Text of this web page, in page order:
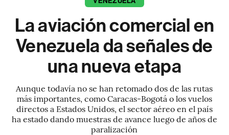
La aviación comercial en
Venezuela da señales de
una nueva etapa
Aunque todavía no se han retomado dos de las rutas
más importantes, como Caracas-Bogotá o los vuelos
directos a Estados Unidos, el sector aéreo en el país
ha estado dando muestras de avance luego de años de
paralización